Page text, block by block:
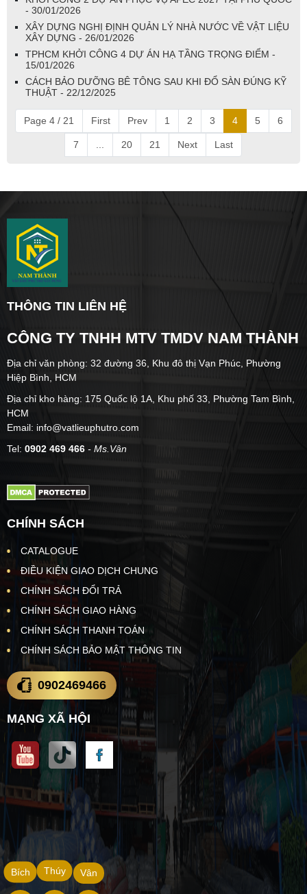
- 30/01/2026
XÂY DỰNG NGHỊ ĐỊNH QUẢN LÝ NHÀ NƯỚC VỀ VẬT LIỆU
XÂY DỰNG - 26/01/2026
TPHCM KHỞI CÔNG 4 DỰ ÁN HẠ TẦNG TRỌNG ĐIỂM -
15/01/2026
CÁCH BẢO DƯỠNG BÊ TÔNG SAU KHI ĐỔ SÀN ĐÚNG KỸ
THUẬT - 22/12/2025
Page 4 / 21 First Prev 1 2 3 4 5 6
7 20 21 Next Last
THÔNG TIN LIÊN HỆ
CÔNG TY TNHH MTV TMDV NAM THÀNH
Địa chỉ văn phòng: 32 đường 36, Khu đô thị Vạn Phúc, Phường
Hiệp Bình, HCM
Địa chỉ kho hàng: 175 Quốc lộ 1A, Khu phố 33, Phường Tam Bình,
HCM
Email: info@vatlieuphutro.com
Tel: 0902 469 466 - Ms.Vân
CHÍNH SÁCH
CATALOGUE
ĐIỀU KIỆN GIAO DỊCH CHUNG
CHÍNH SÁCH ĐỔI TRẢ
CHÍNH SÁCH GIAO HÀNG
CHÍNH SÁCH THANH TOÁN
CHÍNH SÁCH BẢO MẬT THÔNG TIN
0902469466
MẠNG XÃ HỘI
Vân
Thúy
Bích